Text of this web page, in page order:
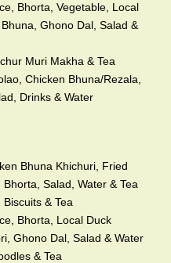
Bhorta, Vegetable, Local
Ghono Dal, Salad &
Muri Makha & Tea
Chicken Bhuna/Rezala,
Drinks & Water
Bhuna Khichuri, Fried
Salad, Water & Tea
& Tea
Bhorta, Local Duck
Ghono Dal, Salad & Water
& Tea